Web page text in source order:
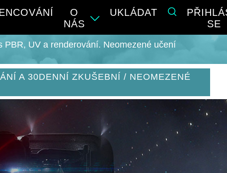
O
NÁS
UKLÁDAT
SE
UV a renderování. Neomezené učení
A 30DENNÍ ZKUŠEBNÍ / NEOMEZENÉ